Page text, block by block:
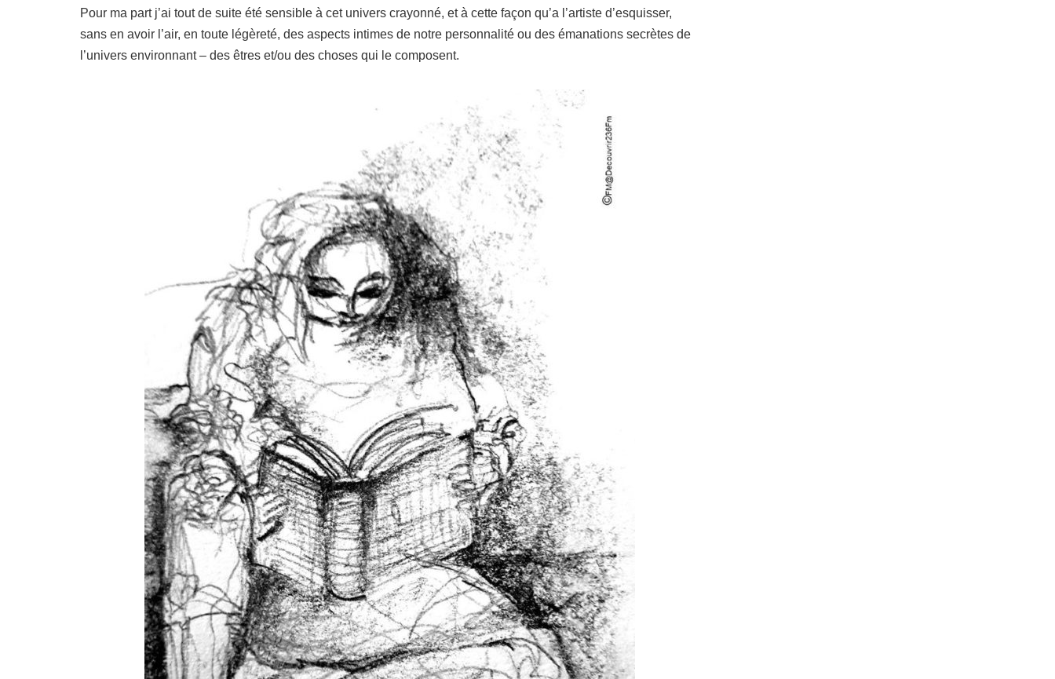
Pour ma part j’ai tout de suite été sensible à cet univers crayonné, et à cette façon qu’a l’artiste d’esquisser,
sans en avoir l’air, en toute légèreté, des aspects intimes de notre personnalité ou des émanations secrètes de
l’univers environnant – des êtres et/ou des choses qui le composent.